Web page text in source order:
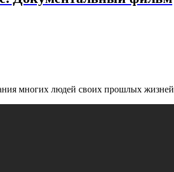
многих людей своих прошлых жизней